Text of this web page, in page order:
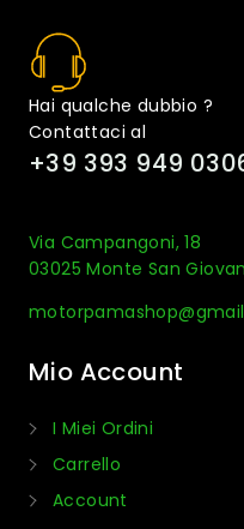
Hai qualche dubbio ?
Contattaci al
+39 393 949
Via Campangoni, 18
03025 Monte San
Mio Account
I Miei Ordini
Carrello
Account